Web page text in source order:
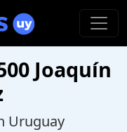
Joaquín
Uruguay